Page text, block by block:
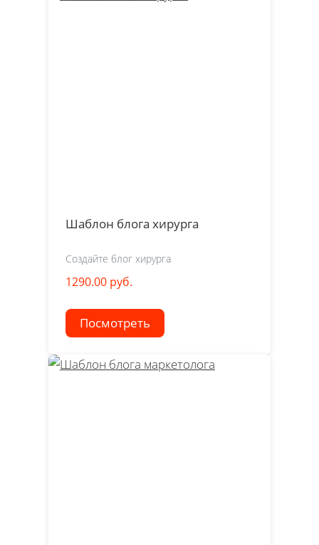
Шаблон блога хирурга
Создайте блог хирурга
1290.00 руб.
Посмотреть